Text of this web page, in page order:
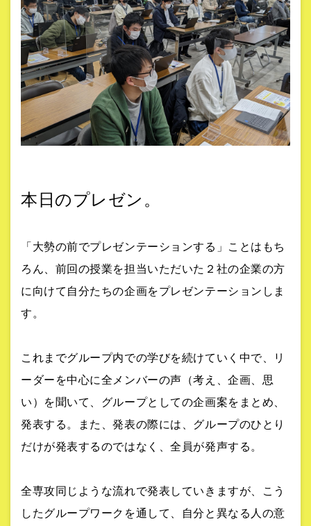
本日のプレゼン。
「大勢の前でプレゼンテーションする」ことはもち
ろん、前回の授業を担当いただいた２社の企業の方
に向けて自分たちの企画をプレゼンテーションしま
す。
これまでグループ内での学びを続けていく中で、リ
ーダーを中心に全メンバーの声（考え、企画、思
い）を聞いて、グループとしての企画案をまとめ、
発表する。また、発表の際には、グループのひとり
だけが発表するのではなく、全員が発声する。
全専攻同じような流れで発表していきますが、こう
したグループワークを通して、自分と異なる人の意